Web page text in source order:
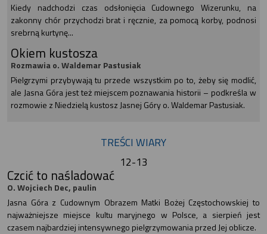
Kiedy nadchodzi czas odsłonięcia Cudownego Wizerunku, na
zakonny chór przychodzi brat i ręcznie, za pomocą korby, podnosi
srebrną kurtynę...
Okiem kustosza
Rozmawia o. Waldemar Pastusiak
Pielgrzymi przybywają tu przede wszystkim po to, żeby się modlić,
ale Jasna Góra jest też miejscem poznawania historii – podkreśla w
rozmowie z Niedzielą kustosz Jasnej Góry o. Waldemar Pastusiak.
TREŚCI WIARY
12-13
Czcić to naśladować
O. Wojciech Dec, paulin
Jasna Góra z Cudownym Obrazem Matki Bożej Częstochowskiej to
najważniejsze miejsce kultu maryjnego w Polsce, a sierpień jest
czasem najbardziej intensywnego pielgrzymowania przed Jej oblicze.